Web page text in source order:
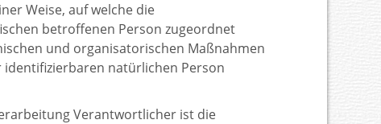
Weise, auf welche die
betroffenen Person zugeordnet
und organisatorischen Maßnahmen
natürlichen Person
Verantwortlicher ist die